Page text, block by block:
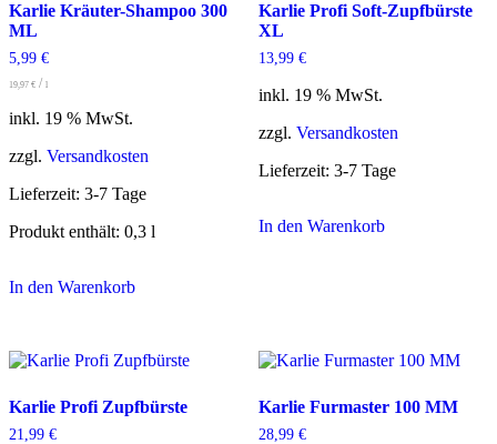
Karlie Kräuter-Shampoo 300
ML
5,99 €
19,97 € / l
inkl. 19 % MwSt.
zzgl. Versandkosten
Lieferzeit: 3-7 Tage
Produkt enthält: 0,3 l
In den Warenkorb
Karlie Profi Soft-Zupfbürste
XL
13,99 €
inkl. 19 % MwSt.
zzgl. Versandkosten
Lieferzeit: 3-7 Tage
In den Warenkorb
Karlie Profi Zupfbürste
21,99 €
Karlie Furmaster 100 MM
28,99 €